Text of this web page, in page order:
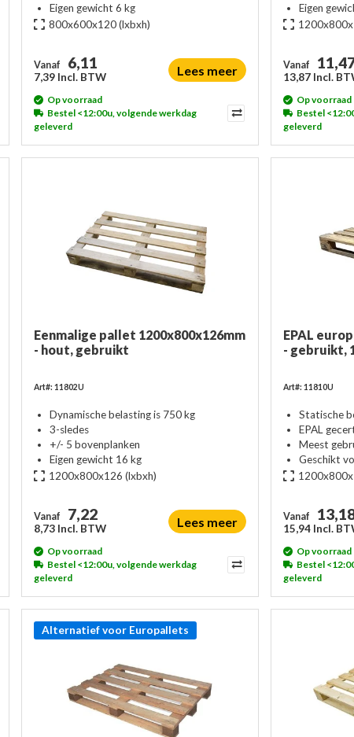
Eigen gewicht 6 kg
800x600x120(lxbxh)
Vanaf 6,11
7,39 Incl. BTW Lees meer
Op voorraad
Bestel <12:00u, volgende werkdag
geleverd
Eigen
Vanaf
13,87 Incl.
Op voorraad
Bestel
geleverd
Eenmalige pallet 1200x800x126mm
- hout, gebruikt
Art#: 11802U
Dynamische belasting is 750 kg
3-sledes
+/- 5 bovenplanken
Eigen gewicht 16 kg
1200x800x126 (lxbxh)
Vanaf 7,22
8,73 Incl. BTW Lees meer
Op voorraad
Bestel <12:00u, volgende werkdag
geleverd
EPAL
- gebruikt,
Art#: 11810U
Statische
EPAL
Meest
Geschikt
Vanaf
15,94 Incl.
Op voorraad
Bestel
geleverd
Alternatief voor Europallets